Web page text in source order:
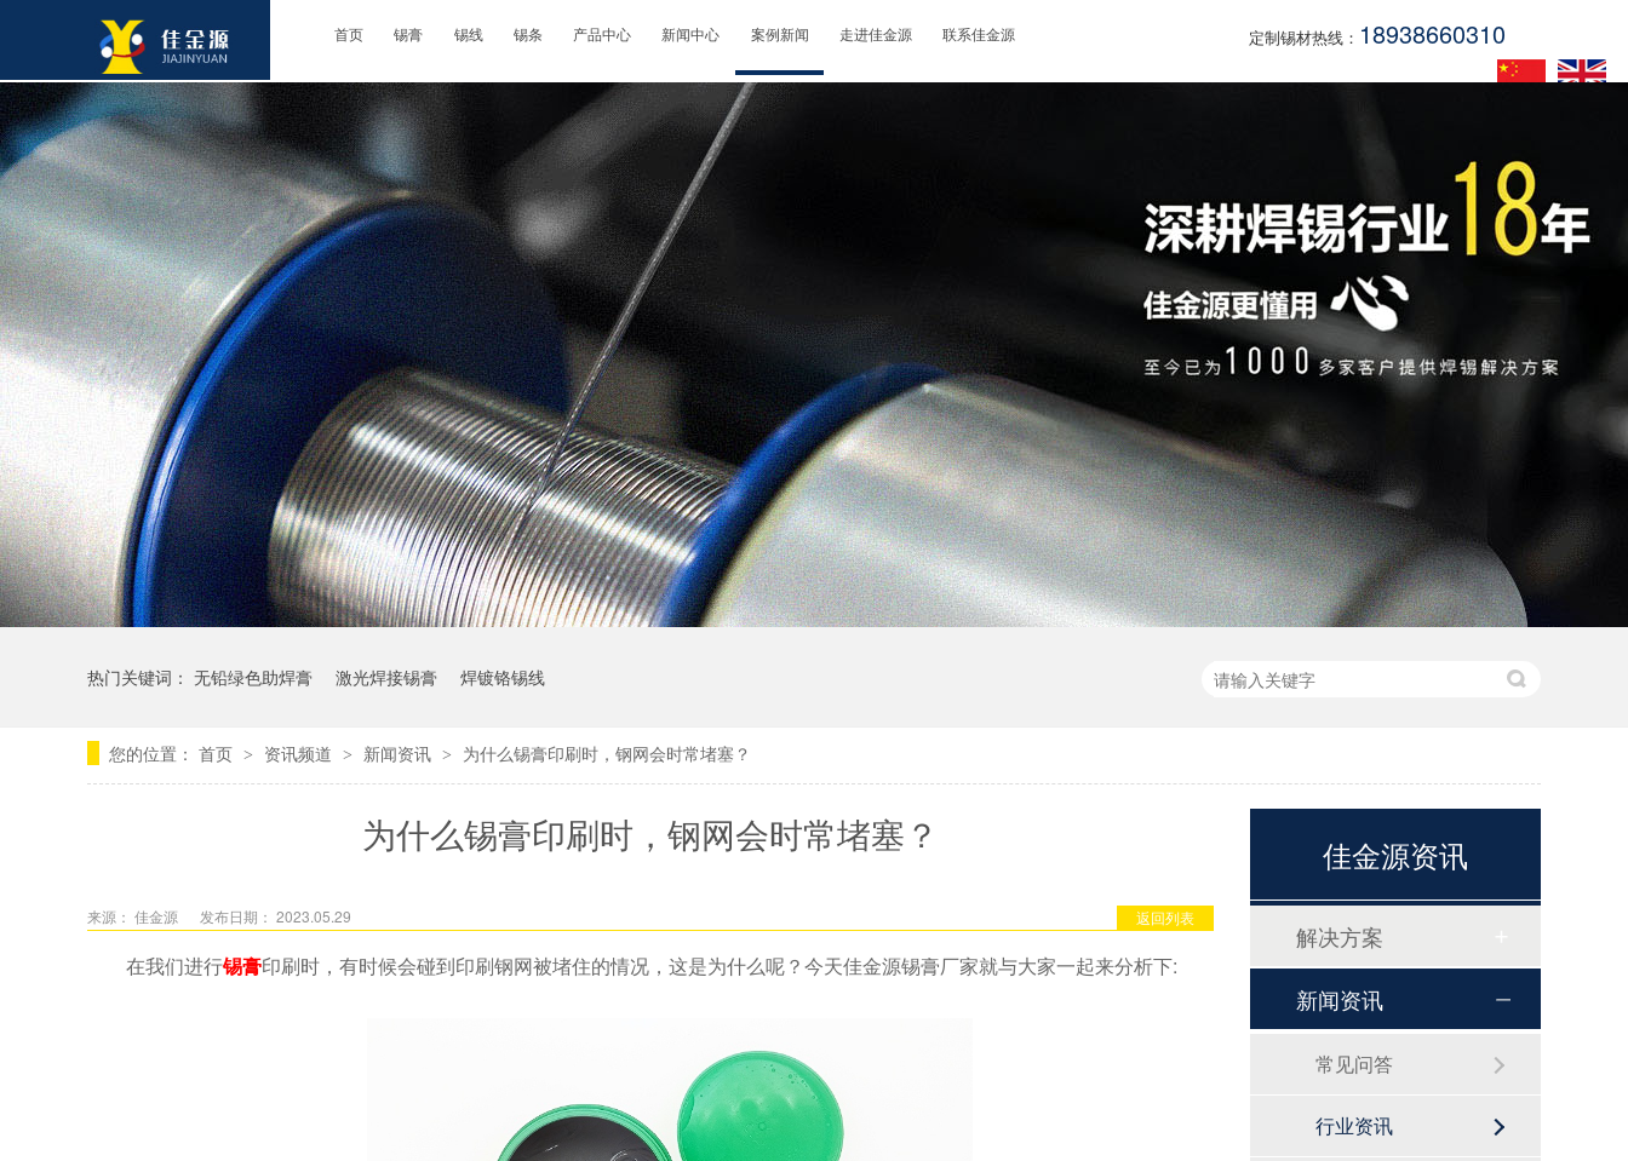
首页 锡膏 锡线 锡条 产品中心 新闻中心 案例新闻 走进佳金源 联系佳金源 定制锡材热线： 18938660310
热门关键词： 无铅绿色助焊膏 激光焊接锡膏 焊镀铬锡线
您的位置： 首页 > 资讯频道 > 新闻资讯 > 为什么锡膏印刷时，钢网会时常堵塞？
为什么锡膏印刷时，钢网会时常堵塞？
返回列表
来源： 佳金源 发布日期： 2023.05.29
在我们进行锡膏印刷时，有时候会碰到印刷钢网被堵住的情况，这是为什么呢？今天佳金源锡膏厂家就与大家一起来分析下:
佳金源资讯
解决方案
新闻资讯
常见问答
行业资讯